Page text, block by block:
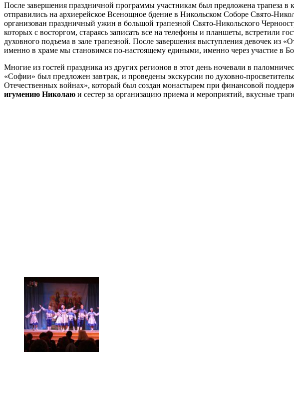
После завершения праздничной программы участникам был предложена трапеза в
отправились на архиерейское Всенощное бдение в Никольском Соборе Свято-
организован праздничный ужин в большой трапезной Свято-Никольского
которых с восторгом, стараясь записать все на телефоны и планшеты, встретили
духовного подъема в зале трапезной. После завершения выступления девочек из
именно в храме мы становимся по-настоящему едиными, именно через участие в
Многие из гостей праздника из других регионов в этот день ночевали в
«Софии» был предложен завтрак, и проведены экскурсии по духовно-
Отечественных войнах», который был создан монастырем при финансовой
игумению Николаю и сестер за организацию приема и мероприятий, вкусные